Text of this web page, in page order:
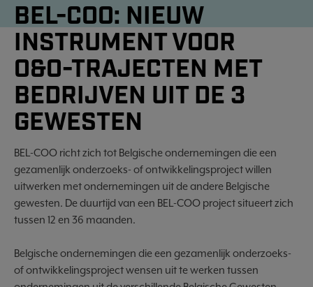
BEL-COO: NIEUW
INSTRUMENT VOOR
O&O-TRAJECTEN MET
BEDRIJVEN UIT DE 3
GEWESTEN
BEL-COO richt zich tot Belgische ondernemingen die een
gezamenlijk onderzoeks- of ontwikkelingsproject willen
uitwerken met ondernemingen uit de andere Belgische
gewesten. De duurtijd van een BEL-COO project situeert zich
tussen 12 en 36 maanden.
Belgische ondernemingen die een gezamenlijk onderzoeks-
of ontwikkelingsproject wensen uit te werken tussen